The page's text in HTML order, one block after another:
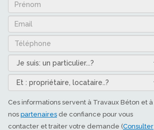
Ces informations servent à Travaux Béton et à
nos partenaires de confiance pour vous
contacter et traiter votre demande (Consulter